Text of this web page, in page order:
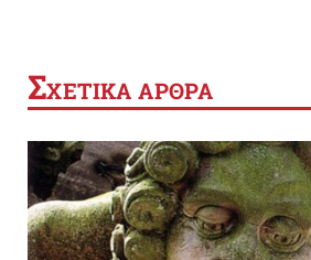
ΣΧΕΤΙΚΑ ΑΡΘΡΑ